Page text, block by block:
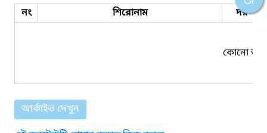
নং শিরোনাম দরপত্র
কোনো তথ্য
আর্কাইভ দেখুন